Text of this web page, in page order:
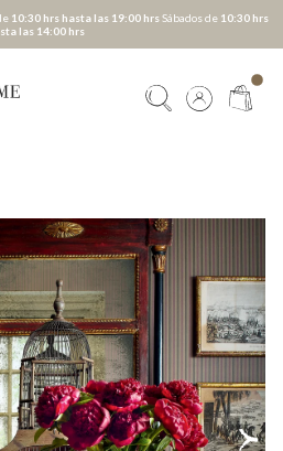
10:30 hrs hasta las 19:00 hrsSábados de 10:30 hrs
las 14:00 hrs